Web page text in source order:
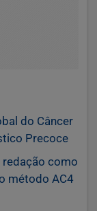
do Câncer
Precoce
como
método AC4